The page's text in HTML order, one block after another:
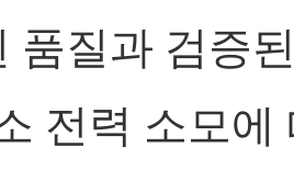
품질과 검증
전력 소모에